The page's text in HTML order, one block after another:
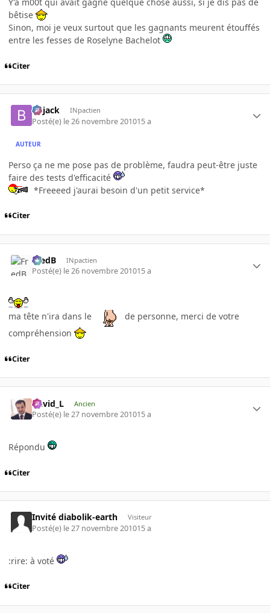
bêtise
Sinon, moi je veux surtout que les gagnants meurent étouffés
entre les fesses de Roselyne Bachelot
Citer
Bojack INpactien
Posté(e) le 26 novembre 201015 a
AUTEUR
Perso ça ne me pose pas de problème, faudra peut-être juste
faire des tests d'efficacité
*Freeeed j'aurai besoin d'un petit service*
Citer
FredB INpactien
Posté(e) le 26 novembre 201015 a
ma tête n'ira dans le
de personne, merci de votre
compréhension
Citer
David_L Ancien
Posté(e) le 27 novembre 201015 a
Répondu
Citer
Invité diabolik-earth Visiteur
Posté(e) le 27 novembre 201015 a
:rire: à voté
Citer